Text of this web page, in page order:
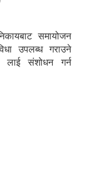
समायोजन
उपलब्ध गराउने
लाई संशोधन गर्न